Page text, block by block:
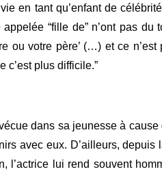
en tant qu’enfant de
“fille de” n’ont pas du
ou votre père’ (…) et ce
c’est plus difficile.”
dans sa jeunesse à
avec eux. D’ailleurs,
l’actrice lui rend souvent